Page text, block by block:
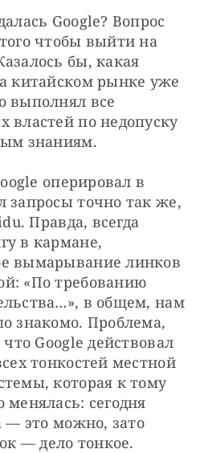
Google? Вопрос
чтобы выйти на
бы, какая
китайском рынке уже
выполнял все
властей по недопуску
знаниям.
оперировал в
запросы точно так же,
Правда, всегда
в кармане,
вымарывание линков
«По требованию
в общем, нам
знакомо. Проблема,
Google действовал
тонкостей местной
которая к тому
сегодня
— это можно, зато
— дело тонкое.